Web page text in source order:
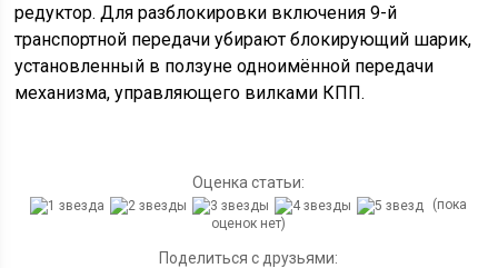
редуктор. Для разблокировки включения 9-й
транспортной передачи убирают блокирующий шарик,
установленный в ползуне одноимённой передачи
механизма, управляющего вилками КПП.
Оценка статьи:
(пока
оценок нет)
Поделиться с друзьями: